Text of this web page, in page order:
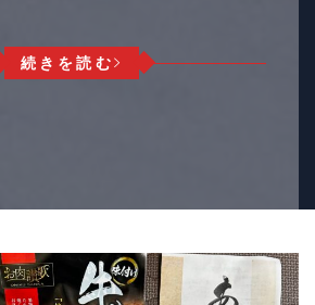
続きを読む